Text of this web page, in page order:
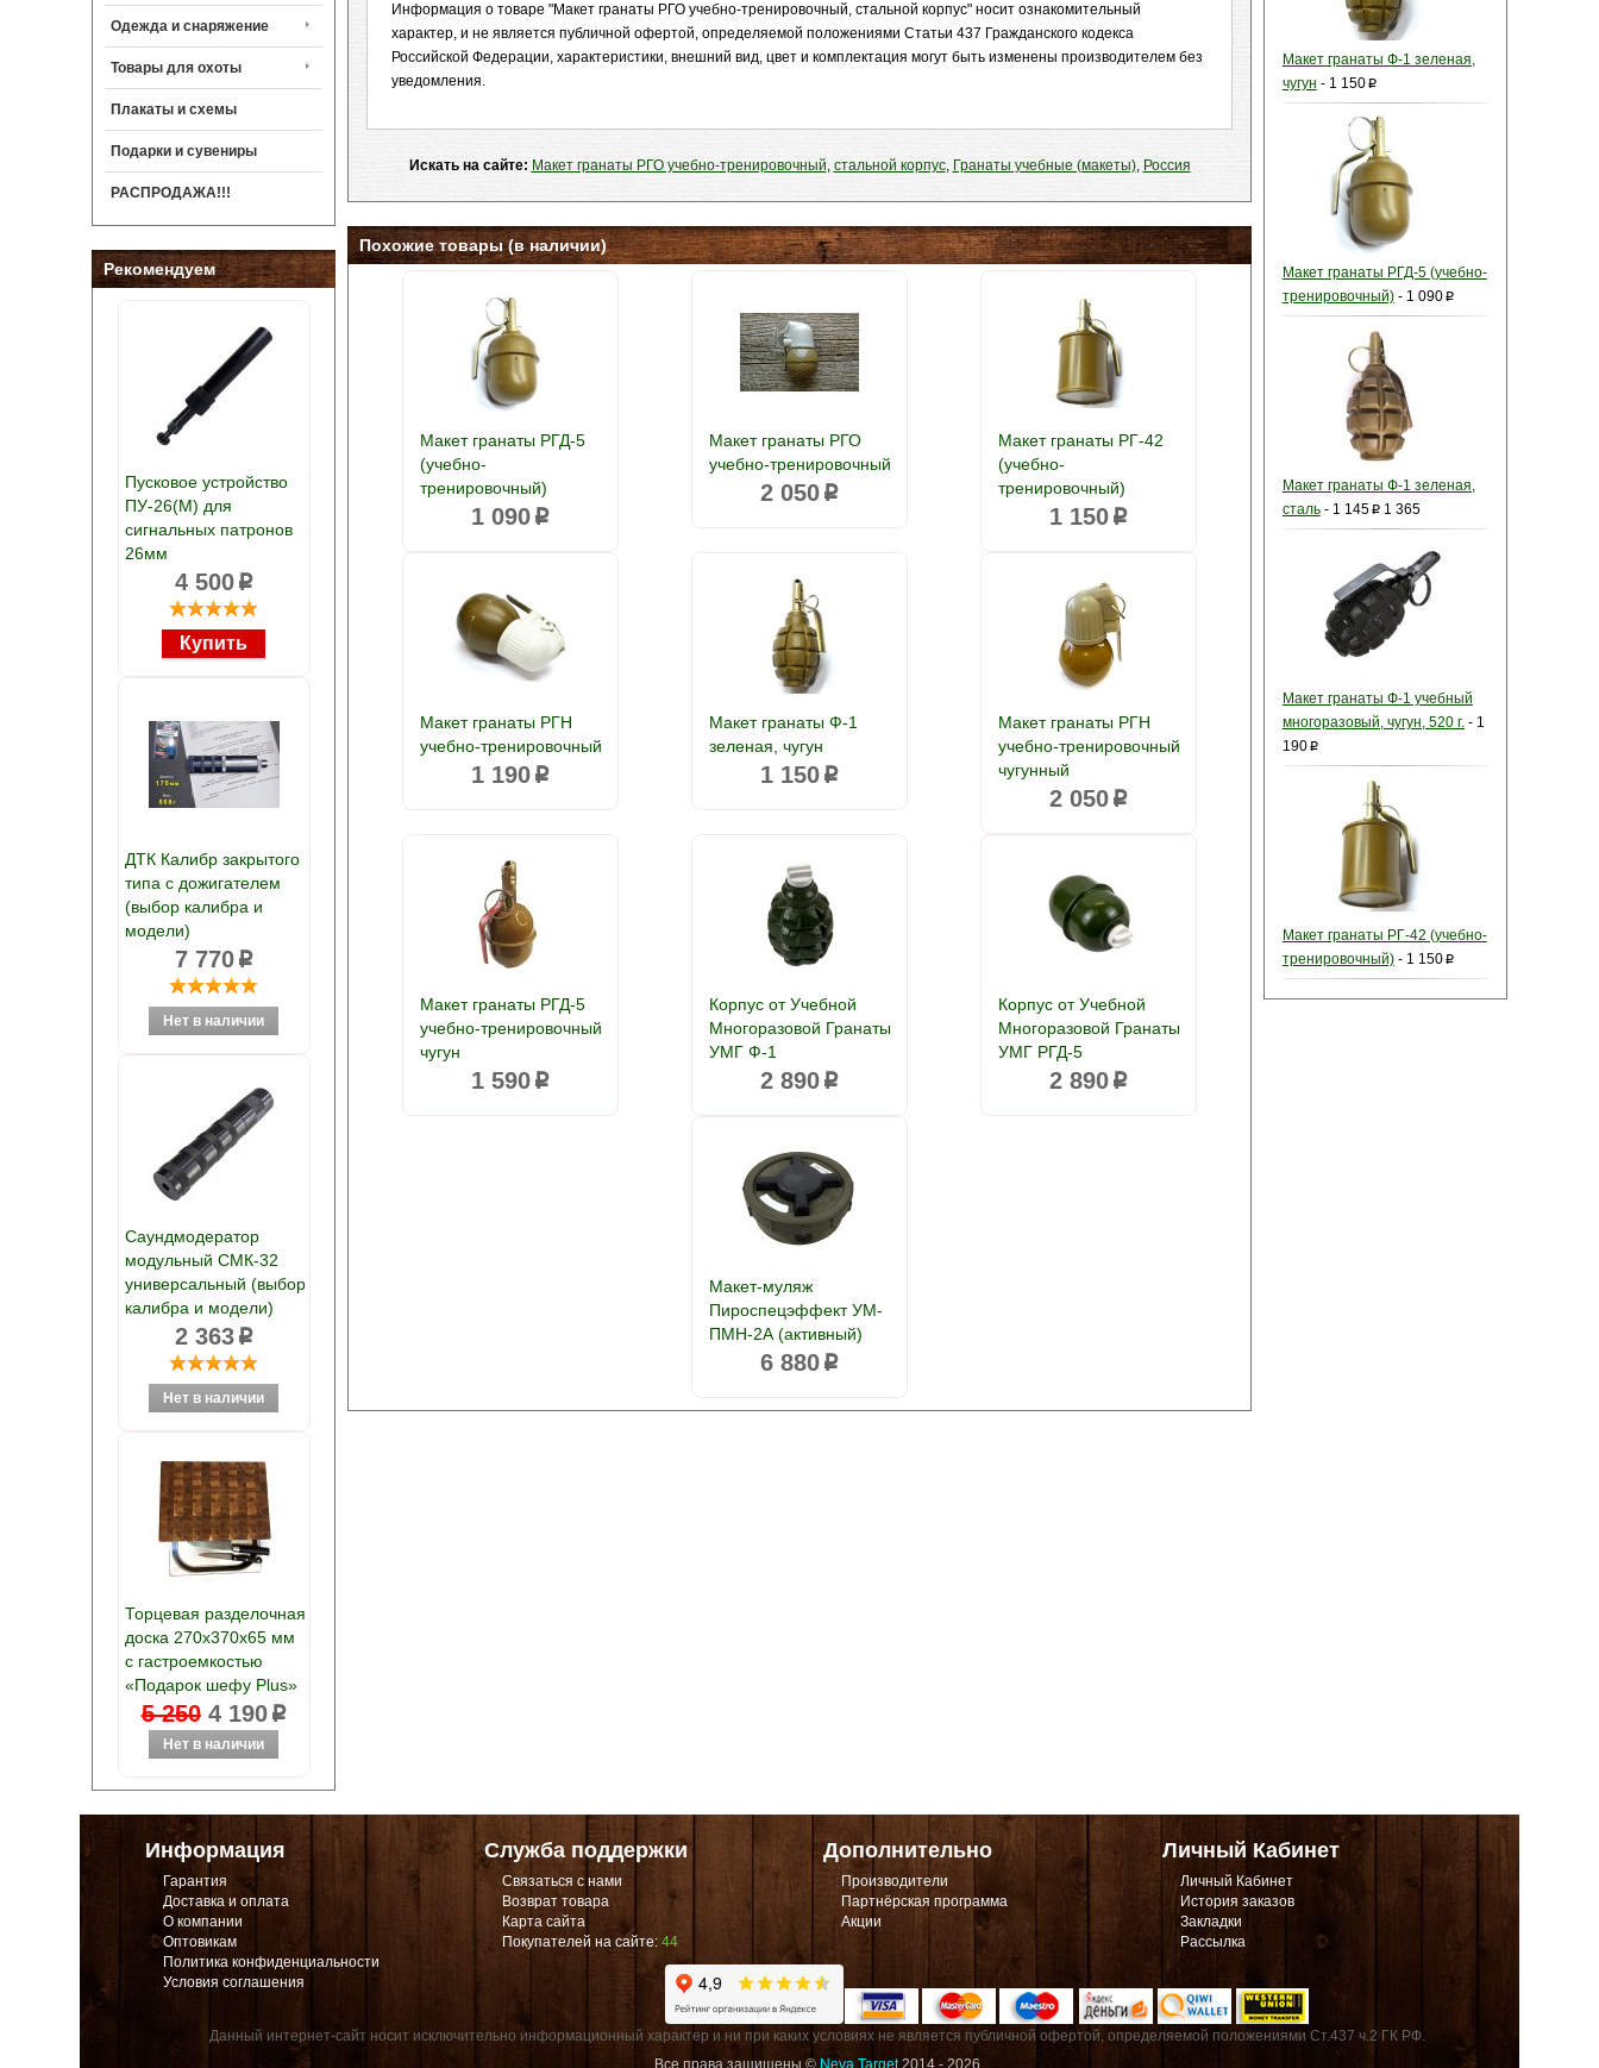
Одежда и снаряжение
Товары для охоты
Плакаты и схемы
Подарки и сувениры
РАСПРОДАЖА!!!
Рекомендуем
Пусковое устройство
ПУ-26(М) для
сигнальных патронов
26мм
4 500p
ДТК Калибр закрытого
типа с дожигателем
(выбор калибра и
модели)
7 770p
Саундмодератор
модульный СМК-32
универсальный (выбор
калибра и модели)
2 363p
Торцевая разделочная
доска 270х370х65 мм
с гастроемкостью
«Подарок шефу Plus»
5 250 4 190p
Макет гранаты Ф-1 зеленая,
чугун - 1 150p
Макет гранаты РГД-5 (учебно-
тренировочный)- 1 090p
Макет гранаты Ф-1 зеленая,
сталь- 1 145p 1 365
Макет гранаты Ф-1 учебный
многоразовый, чугун, 520 г.- 1
190p
Макет гранаты РГ-42 (учебно-
тренировочный)- 1 150p
Информация о товаре "Макет гранаты РГО учебно-тренировочный, стальной корпус" носит ознакомительный
характер, и не является публичной офертой, определяемой положениями Статьи 437 Гражданского кодекса
Российской Федерации, характеристики, внешний вид, цвет и комплектация могут быть изменены производителем без
уведомления.
Искать на сайте: Макет гранаты РГО учебно-тренировочный, стальной корпус, Гранаты учебные (макеты), Россия
Похожие товары (в наличии)
Макет гранаты РГД-5
(учебно-
тренировочный)
1 090 p
Макет гранаты РГО
учебно-тренировочный
2 050p
Макет гранаты РГ-42
(учебно-
тренировочный)
1 150p
Макет гранаты РГН
учебно-тренировочный
1 190 p
Макет гранаты Ф-1
зеленая, чугун
1 150p
Макет гранаты РГН
учебно-тренировочный
чугунный
2 050p
Макет гранаты РГД-5
учебно-тренировочный
чугун
1 590 p
Корпус от Учебной
Многоразовой Гранаты
УМГ Ф-1
2 890p
Корпус от Учебной
Многоразовой Гранаты
УМГ РГД-5
2 890p
Макет-муляж
Пироспецэффект УМ-
ПМН-2А (активный)
6 880 p
Информация
Гарантия
Доставка и оплата
О компании
Оптовикам
Политика конфиденциальности
Условия соглашения
Служба поддержки
Связаться с нами
Возврат товара
Карта сайта
Покупателей на сайте: 44
Дополнительно
Производители
Партнёрская программа
Акции
Личный Кабинет
Личный Кабинет
История заказов
Закладки
Рассылка
Данный интернет-сайт носит исключительно информационный характер и ни при каких условиях не является публичной офертой, определяемой положениями Ст.437 ч.2 ГК РФ.
Все права защищены © Neva Target2014 - 2026